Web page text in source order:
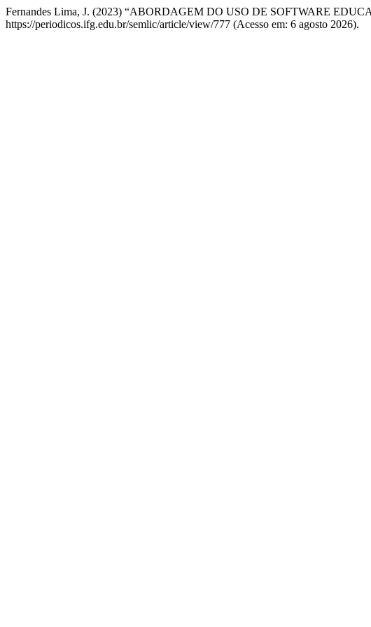
Fernandes Lima, J. (2023) “ABORDAGEM DO USO DE SOFTWARE
https://periodicos.ifg.edu.br/semlic/article/view/777 (Acesso em: 6 agosto 2026).